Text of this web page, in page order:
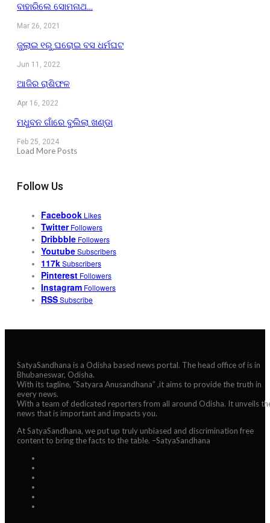
ବାହାରିଲେ ସୋମନାଥ…
Mar 26, 2021
ଜୁଲାଇ ୧ରୁ ଘରୋଇ ବସ ଧର୍ମଘଟ
Jun 11, 2022
ଆଜିର ରାଶିଫଳ
Apr 16, 2022
ମଧୁବନ ଗାଁରେ ବୁଲିଲା ଖଣ୍ଡା
Feb 25, 2024
Load More Posts
Follow Us
Facebook Likes
Twitter Followers
Dribbble Followers
YoutubeSubscribers
117kSubscribers
Pinterest Followers
Instagram Followers
RSSSubscribe
SatyaSandhana is a Odisha based news portal. The head office of is in
Bhubaneswar, Odisha.
With its tagline, “Satyara Anusandhana” ,it aims to provide the truth in
every news.
With a team of dedicated reporters from all around Odisha. It unveils
news that is important and impacts you.
At SatyaSandhana, we put up truly unbiased and discrimination free
content to bring the facts to the table. –SatyaSandhana